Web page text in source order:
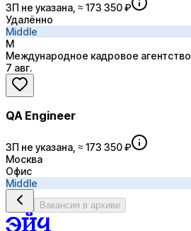
ЗП не указана, ≈ 173 350 ₽
Удалённо
Middle
М
Международное кадровое агентство
7 авг.
QA Engineer
ЗП не указана, ≈ 173 350 ₽
Москва
Офис
Middle
Вакансия в архиве